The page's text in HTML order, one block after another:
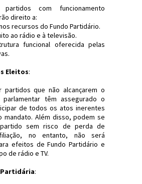
com funcionamento
direito a:
recursos do Fundo Partidário.
ao rádio e à televisão.
funcional oferecida pelas
Eleitos:
que não alcançarem o
parlamentar têm assegurado o
de todos os atos inerentes
mandato. Além disso, podem se
sem risco de perda de
no entanto, não será
efeitos de Fundo Partidário e
de rádio e TV.
: